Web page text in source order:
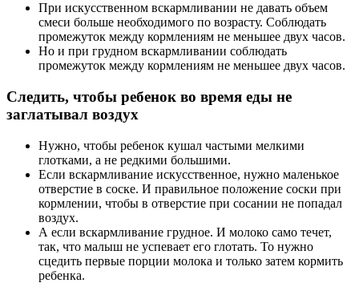
При искусственном вскармливании не давать объем
смеси больше необходимого по возрасту. Соблюдать
промежуток между кормлениям не меньшее двух часов.
Но и при грудном вскармливании соблюдать
промежуток между кормлениям не меньшее двух часов.
Следить, чтобы ребенок во время еды не
заглатывал воздух
Нужно, чтобы ребенок кушал частыми мелкими
глотками, а не редкими большими.
Если вскармливание искусственное, нужно маленькое
отверстие в соске. И правильное положение соски при
кормлении, чтобы в отверстие при сосании не попадал
воздух.
А если вскармливание грудное. И молоко само течет,
так, что малыш не успевает его глотать. То нужно
сцедить первые порции молока и только затем кормить
ребенка.